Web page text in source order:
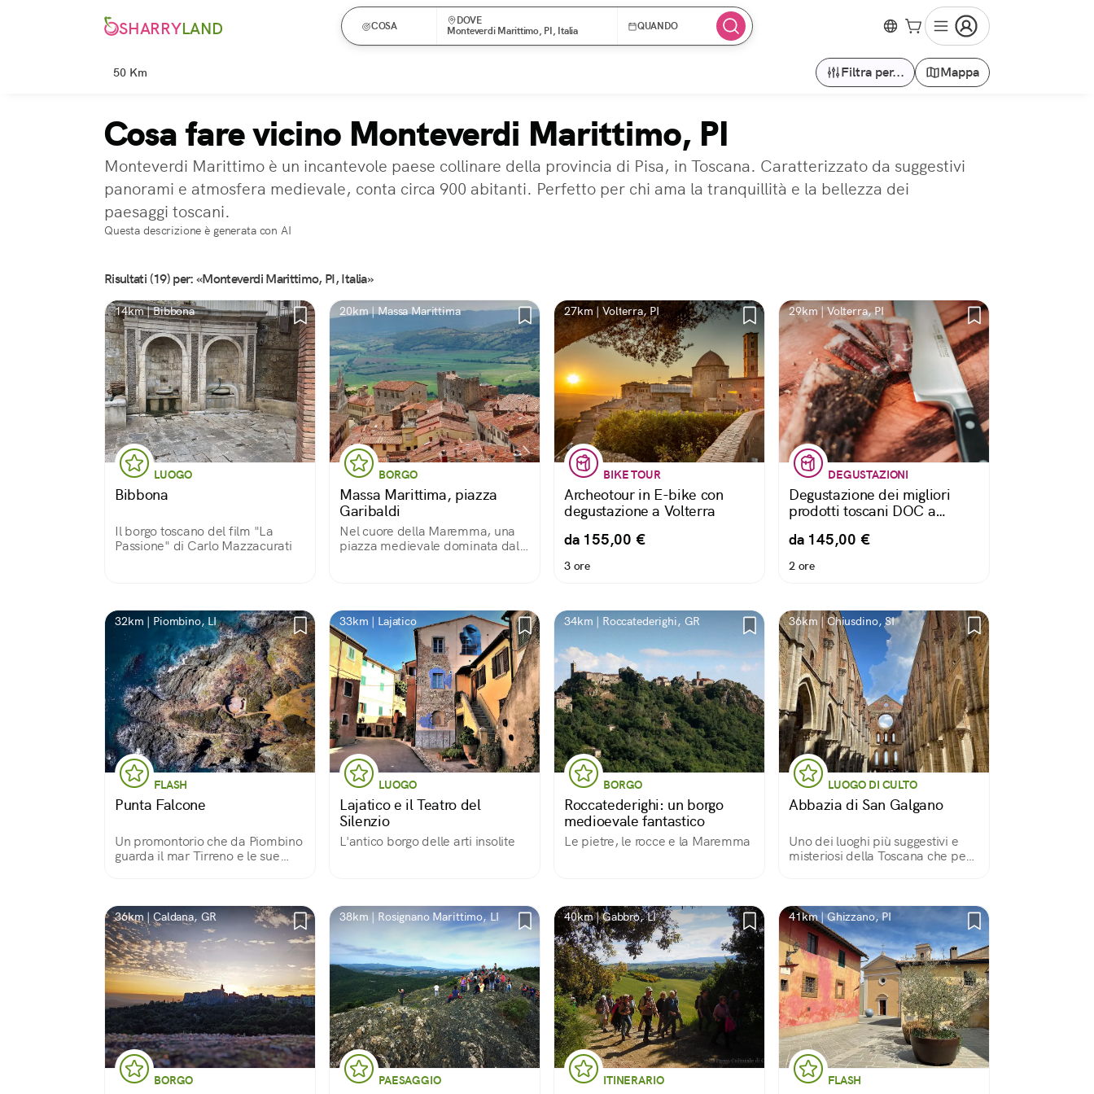
SHARRYLAND COSA
DOVE
Monteverdi Marittimo, PI, Italia
QUANDO
50 Km Filtra per... Mappa
Cosa fare vicino Monteverdi Marittimo, PI
Monteverdi Marittimo è un incantevole paese collinare della provincia di Pisa, in Toscana. Caratterizzato da suggestivi
panorami e atmosfera medievale, conta circa 900 abitanti. Perfetto per chi ama la tranquillità e la bellezza dei
paesaggi toscani.
Questa descrizione è generata con AI
Risultati (19) per: «Monteverdi Marittimo, PI, Italia»
14km | Bibbona
LUOGO
Bibbona
Il borgo toscano del film "La
Passione" di Carlo Mazzacurati
20km | Massa Marittima
BORGO
Massa Marittima, piazza
Garibaldi
Nel cuore della Maremma, una
piazza medievale dominata dalla
27km | Volterra, PI
BIKE TOUR
Archeotour in E-bike con
degustazione a Volterra
da 155,00 €
3 ore
29km | Volterra, PI
DEGUSTAZIONI
Degustazione dei migliori
prodotti toscani DOC a
da 145,00 €
2 ore
32km | Piombino, LI
FLASH
Punta Falcone
Un promontorio che da Piombino
guarda il mar Tirreno e le sue
Navale Sommi Picenardi.
33km | Lajatico
LUOGO
Lajatico e il Teatro del
Silenzio
L'antico borgo delle arti insolite
34km | Roccatederighi, GR
BORGO
Roccatederighi: un borgo
medioevale fantastico
Le pietre, le rocce e la Maremma
36km | Chiusdino, SI
LUOGO DI CULTO
Abbazia di San Galgano
Uno dei luoghi più suggestivi e
misteriosi della Toscana che per
36km | Caldana, GR
BORGO
38km | Rosignano Marittimo, LI
PAESAGGIO
40km | Gabbro, LI
ITINERARIO
41km | Ghizzano, PI
FLASH